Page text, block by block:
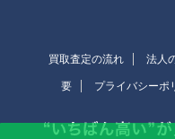
買取査定の流れ 法人
要 プライバシーポ